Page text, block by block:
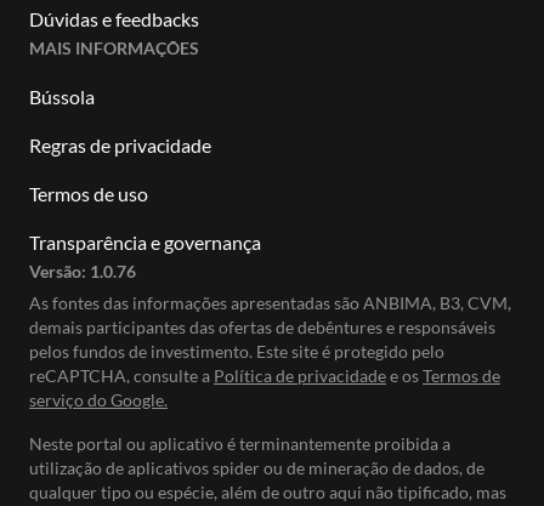
Dúvidas e feedbacks
MAIS INFORMAÇÕES
Bússola
Regras de privacidade
Termos de uso
Transparência e governança
Versão: 1.0.76
As fontes das informações apresentadas são ANBIMA, B3, CVM,
demais participantes das ofertas de debêntures e responsáveis
pelos fundos de investimento. Este site é protegido pelo
reCAPTCHA, consulte a Política de privacidadee osTermos de
serviço do Google.
Neste portal ou aplicativo é terminantemente proibida a
utilização de aplicativos spider ou de mineração de dados, de
qualquer tipo ou espécie, além de outro aqui não tipificado, mas